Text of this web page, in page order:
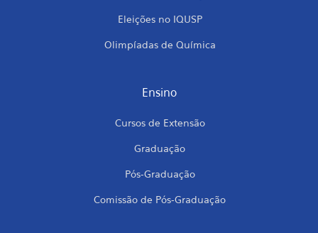
Eleições no IQUSP
Olimpíadas de Química
Ensino
Cursos de Extensão
Graduação
Pós-Graduação
Comissão de Pós-Graduação